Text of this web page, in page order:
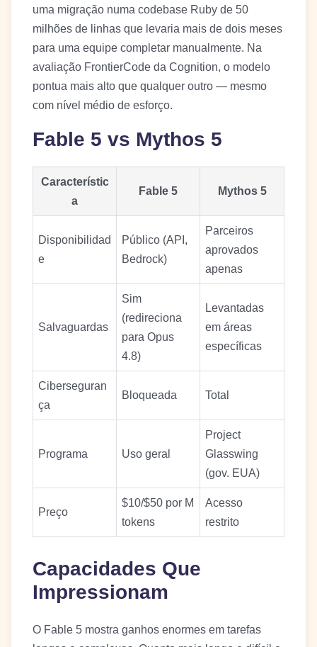
uma migração numa codebase Ruby de 50
milhões de linhas que levaria mais de dois meses
para uma equipe completar manualmente. Na
avaliação FrontierCode da Cognition, o modelo
pontua mais alto que qualquer outro — mesmo
com nível médio de esforço.
Fable 5 vs Mythos 5
Característic
a
Fable 5 Mythos 5
Disponibilidad
e
Público (API,
Bedrock)
Parceiros
aprovados
apenas
Salvaguardas
Sim
(redireciona
para Opus
4.8)
Levantadas
em áreas
específicas
Ciberseguran
ça
Bloqueada Total
Programa Uso geral
Project
Glasswing
(gov. EUA)
Preço
$10/$50 por M
tokens
Acesso
restrito
Capacidades Que
Impressionam
O Fable 5 mostra ganhos enormes em tarefas